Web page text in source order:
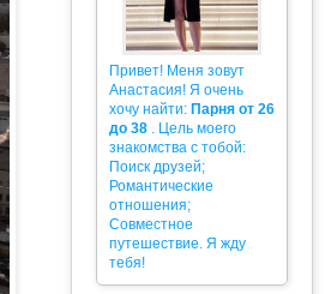
Привет! Меня зовут
Анастасия! Я очень
хочу найти: Парня от 26
до 38 . Цель моего
знакомства с тобой:
Поиск друзей;
Романтические
отношения;
Совместное
путешествие. Я жду
тебя!